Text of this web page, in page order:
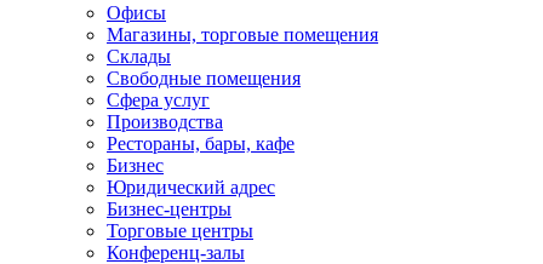
Офисы
Магазины, торговые помещения
Склады
Свободные помещения
Сфера услуг
Производства
Рестораны, бары, кафе
Бизнес
Юридический адрес
Бизнес-центры
Торговые центры
Конференц-залы